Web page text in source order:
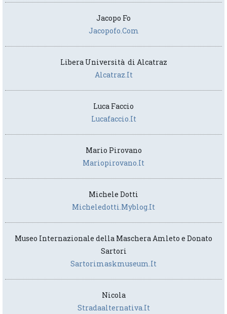
Jacopo Fo
Jacopofo.com
Libera Università di Alcatraz
Alcatraz.it
Luca Faccio
Lucafaccio.it
Mario Pirovano
Mariopirovano.it
Michele Dotti
Micheledotti.myblog.it
Museo Internazionale della Maschera Amleto e Donato
Sartori
Sartorimaskmuseum.it
Nicola
Stradaalternativa.it